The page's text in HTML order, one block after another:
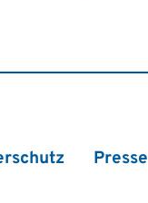
Presse